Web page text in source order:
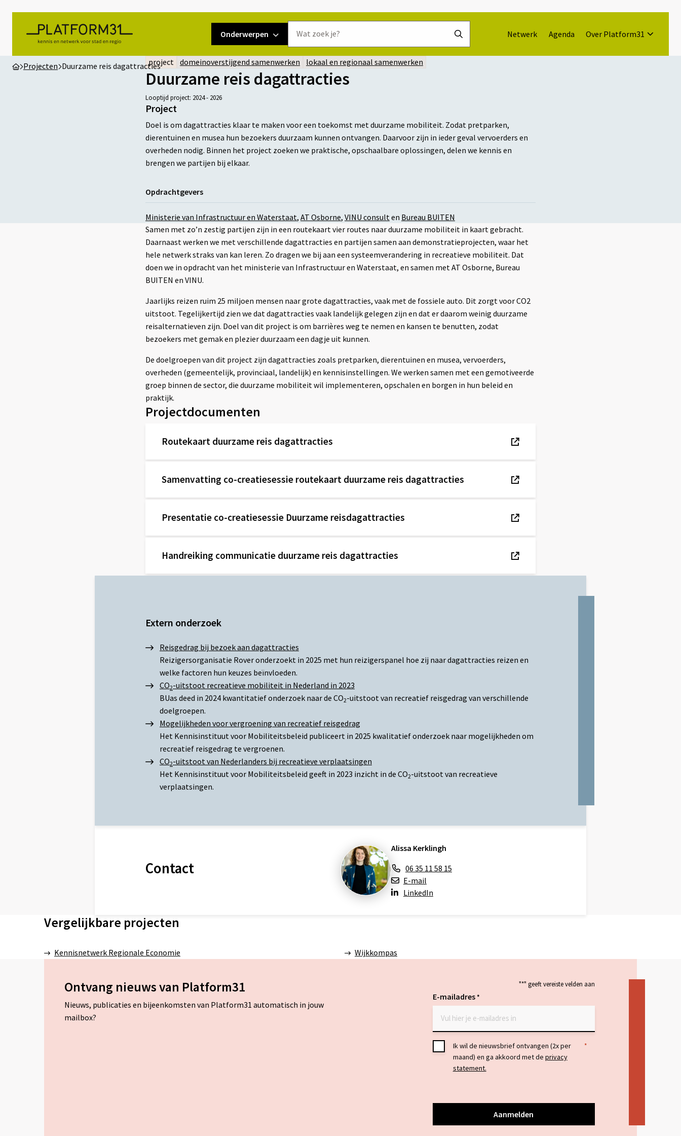
Onderwerpen
Doorzoek
de
website
Netwerk Agenda Over Platform31
Projecten Duurzame reis dagattractiesproject domeinoverstijgend samenwerken lokaal en regionaal samenwerken
Duurzame reis dagattracties
Looptijd project: 2024 - 2026
Project
Doel is om dagattracties klaar te maken voor een toekomst met duurzame mobiliteit. Zodat pretparken,
dierentuinen en musea hun bezoekers duurzaam kunnen ontvangen. Daarvoor zijn in ieder geval vervoerders en
overheden nodig. Binnen het project zoeken we praktische, opschaalbare oplossingen, delen we kennis en
brengen we partijen bij elkaar.
Opdrachtgevers
Ministerie van Infrastructuur en Waterstaat, AT Osborne, VINU consulten Bureau BUITEN
Samen met zo’n zestig partijen zijn in een routekaart vier routes naar duurzame mobiliteit in kaart gebracht.
Daarnaast werken we met verschillende dagattracties en partijen samen aan demonstratieprojecten, waar het
hele netwerk straks van kan leren. Zo dragen we bij aan een systeemverandering in recreatieve mobiliteit. Dat
doen we in opdracht van het ministerie van Infrastructuur en Waterstaat, en samen met AT Osborne, Bureau
BUITEN en VINU.
Jaarlijks reizen ruim 25 miljoen mensen naar grote dagattracties, vaak met de fossiele auto. Dit zorgt voor CO2
uitstoot. Tegelijkertijd zien we dat dagattracties vaak landelijk gelegen zijn en dat er daarom weinig duurzame
reisalternatieven zijn. Doel van dit project is om barrières weg te nemen en kansen te benutten, zodat
bezoekers met gemak en plezier duurzaam een dagje uit kunnen.
De doelgroepen van dit project zijn dagattracties zoals pretparken, dierentuinen en musea, vervoerders,
overheden (gemeentelijk, provinciaal, landelijk) en kennisinstellingen. We werken samen met een gemotiveerde
groep binnen de sector, die duurzame mobiliteit wil implementeren, opschalen en borgen in hun beleid en
praktijk.
Projectdocumenten
Routekaart duurzame reis dagattracties
naar
Samenvatting co-creatiesessie routekaart duurzame reis dagattracties
naar
Presentatie co-creatiesessie Duurzame reisdagattracties
naar
Handreiking communicatie duurzame reis dagattracties
Extern onderzoek
Reisgedrag bij bezoek aan dagattracties
Reizigersorganisatie Rover onderzoekt in 2025 met hun reizigerspanel hoe zij naar dagattracties reizen en
welke factoren hun keuzes beïnvloeden.
CO2-uitstoot recreatieve mobiliteit in Nederland in 2023
BUas deed in 2024 kwantitatief onderzoek naar de CO2-uitstoot van recreatief reisgedrag van verschillende
doelgroepen.
Mogelijkheden voor vergroening van recreatief reisgedrag
Het Kennisinstituut voor Mobiliteitsbeleid publiceert in 2025 kwalitatief onderzoek naar mogelijkheden om
recreatief reisgedrag te vergroenen.
CO2-uitstoot van Nederlanders bij recreatieve verplaatsingen
Het Kennisinstituut voor Mobiliteitsbeleid geeft in 2023 inzicht in de CO2-uitstoot van recreatieve
verplaatsingen.
Contact
Alissa Kerklingh
06 35 11 58 15
E-mail
LinkedIn
Vergelijkbare projecten
Kennisnetwerk Regionale Economie Wijkkompas
Ontvang nieuws van Platform31
Nieuws, publicaties en bijeenkomsten van Platform31 automatisch in jouw
mailbox?
"*" geeft vereiste velden aan
E-mailadres*
Toestemming
Ik wil de nieuwsbrief ontvangen (2x per
maand) en ga akkoord met de privacy
statement.
*